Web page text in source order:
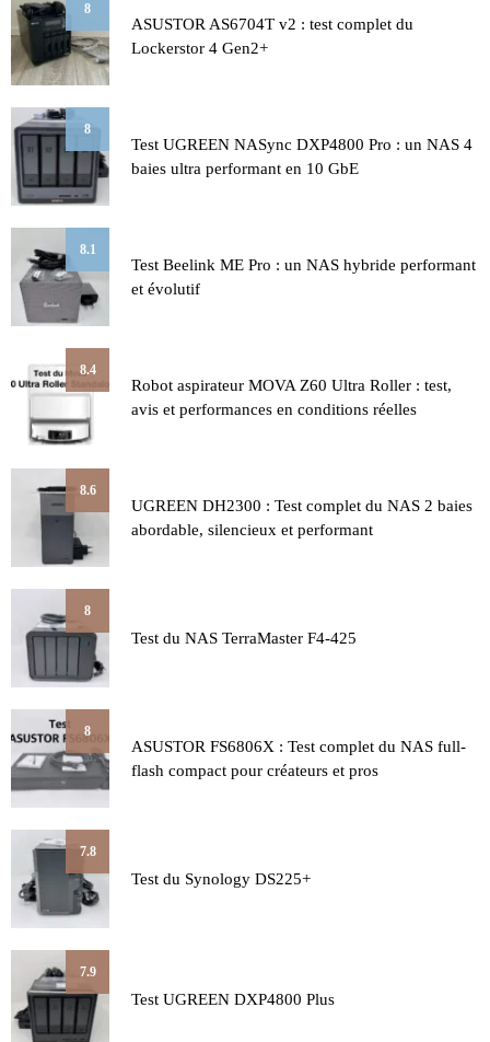
8
ASUSTOR AS6704T v2 : test complet du
Lockerstor 4 Gen2+
8
Test UGREEN NASync DXP4800 Pro : un NAS 4
baies ultra performant en 10 GbE
8.1
Test Beelink ME Pro : un NAS hybride performant
et évolutif
8.4
Robot aspirateur MOVA Z60 Ultra Roller : test,
avis et performances en conditions réelles
8.6
UGREEN DH2300 : Test complet du NAS 2 baies
abordable, silencieux et performant
8
Test du NAS TerraMaster F4-425
8
ASUSTOR FS6806X : Test complet du NAS full-
flash compact pour créateurs et pros
7.8
Test du Synology DS225+
7.9
Test UGREEN DXP4800 Plus